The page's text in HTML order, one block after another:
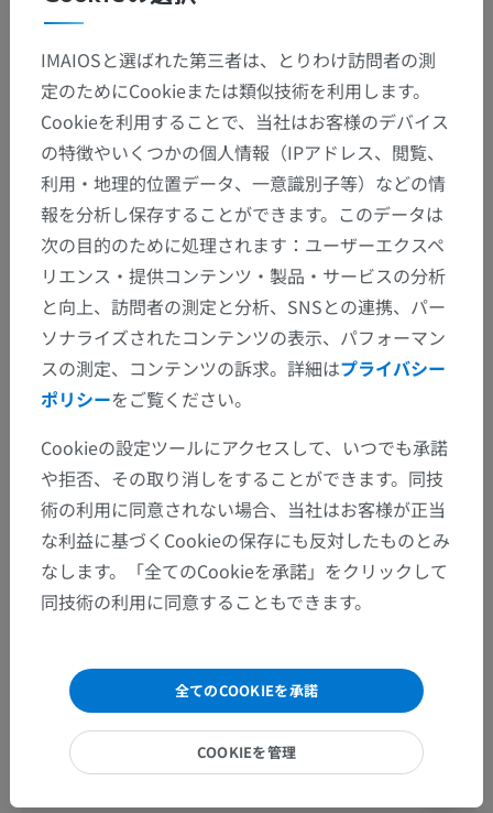
解剖学的階層
人体解剖学2
系統解剖
> 神経系> 中枢神経系 > > 前脳
>
間脳 > 視床；背側視床 視床の灰白質 >
視床前核群；視床前核
背側前核；前背側核
腹側前核
IMAIOSと選ばれた第三者は、とりわけ訪問者の測
定のためにCookieまたは類似技術を利用します。
Cookieを利用することで、当社はお客様のデバイス
の特徴やいくつかの個人情報（IPアドレス、閲覧、
利用・地理的位置データ、一意識別子等）などの情
報を分析し保存することができます。このデータは
次の目的のために処理されます：ユーザーエクスペ
リエンス・提供コンテンツ・製品・サービスの分析
と向上、訪問者の測定と分析、SNSとの連携、パー
ソナライズされたコンテンツの表示、パフォーマン
スの測定、コンテンツの訴求。詳細はプライバシー
ポリシーをご覧ください。
Cookieの設定ツールにアクセスして、いつでも承諾
や拒否、その取り消しをすることができます。同技
術の利用に同意されない場合、当社はお客様が正当
な利益に基づくCookieの保存にも反対したものとみ
なします。「全てのCookieを承諾」をクリックして
同技術の利用に同意することもできます。
全てのCOOKIEを承諾
COOKIEを管理